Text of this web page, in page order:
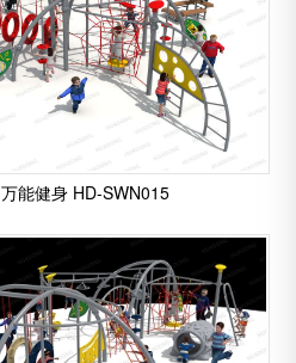
万能健身 HD-SWN015